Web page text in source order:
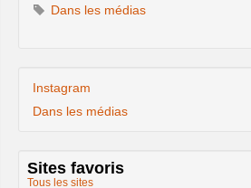
Dans les médias
Instagram
Dans les médias
Sites favoris
Tous les sites